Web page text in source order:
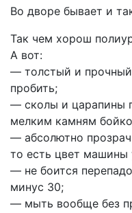
Во дворе бывает и
Так чем хорош
А вот:
— толстый и
пробить;
— сколы и царапины
мелким камням
— абсолютно
то есть цвет машины
— не боится
минус 30;
— мыть вообще без